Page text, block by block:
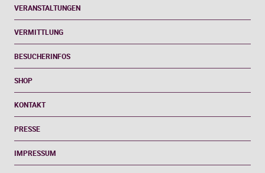
VERANSTALTUNGEN
VERMITTLUNG
BESUCHERINFOS
SHOP
KONTAKT
PRESSE
IMPRESSUM